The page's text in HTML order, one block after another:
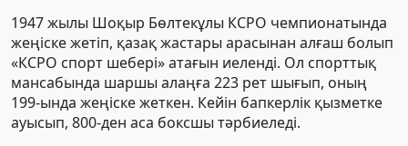
1947 жылы Шоқыр Бөлтекұлы КСРО чемпионатында
жеңіске жетіп, қазақ жастары арасынан алғаш болып
«КСРО спорт шебері» атағын иеленді. Ол спорттық
мансабында шаршы алаңға 223 рет шығып, оның
199-ында жеңіске жеткен. Кейін бапкерлік қызметке
ауысып, 800-ден аса боксшы тәрбиеледі.